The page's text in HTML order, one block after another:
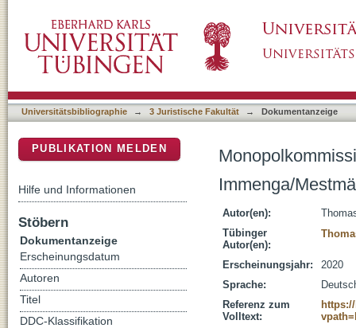
Universitätsbibliographie → 3 Juristische Fakultät → Dokumentanzeige
Immenga/
Autor(en):
Tübinger
Autor(en):
Erscheinungsjahr:
2020
Sprache:
Referenz zum
Volltext:
PUBLIKATION MELDEN
Hilfe und Informationen
Stöbern
Dokumentanzeige
Erscheinungsdatum
Autoren
Titel
DDC-Klassifikation